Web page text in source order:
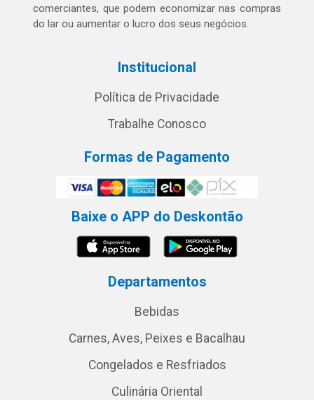
comerciantes, que podem economizar nas compras
do lar ou aumentar o lucro dos seus negócios.
Institucional
Política de Privacidade
Trabalhe Conosco
Formas de Pagamento
Baixe o APP do Deskontão
Departamentos
Bebidas
Carnes, Aves, Peixes e Bacalhau
Congelados e Resfriados
Culinária Oriental